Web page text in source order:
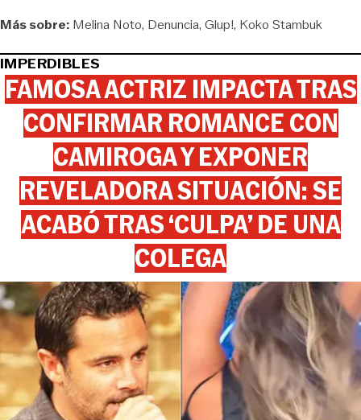
Más sobre: Melina Noto Denuncia Glup! Koko Stambuk
IMPERDIBLES
FAMOSA ACTRIZ IMPACTA TRAS
CONFIRMAR ROMANCE CON
CAMIROGA Y EXPONER
REVELADORA SITUACIÓN: SE
ACABÓ TRAS ‘CULPA’ DE UNA
COLEGA